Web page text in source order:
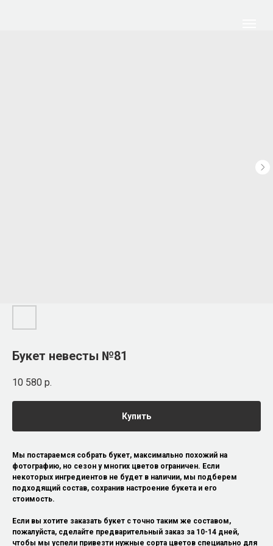
Букет невесты №81
10 580 р.
Купить
Мы постараемся собрать букет, максимально похожий на
фотографию, но сезон у многих цветов ограничен. Если
некоторых ингредиентов не будет в наличии, мы подберем
подходящий состав, сохранив настроение букета и его
стоимость.
Если вы хотите заказать букет с точно таким же составом,
пожалуйста, сделайте предварительный заказ за 10-14 дней,
чтобы мы успели привезти нужные сорта цветов специально для